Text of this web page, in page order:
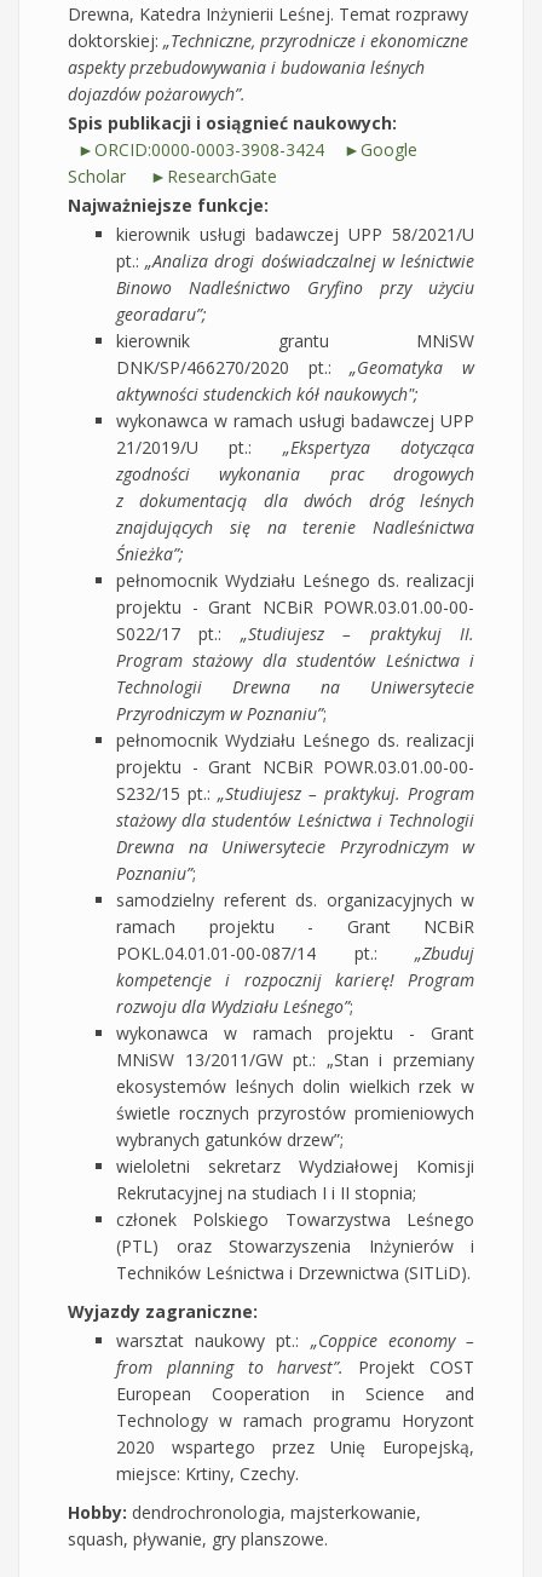
Drewna, Katedra Inżynierii Leśnej. Temat rozprawy
doktorskiej: „Techniczne, przyrodnicze i ekonomiczne
aspekty przebudowywania i budowania leśnych
dojazdów pożarowych”.
Spis publikacji i osiągnieć naukowych:
►ORCID:0000-0003-3908-3424
►Google
Scholar
►ResearchGate
Najważniejsze funkcje:
kierownik usługi badawczej UPP 58/2021/U
pt.:„Analiza drogi doświadczalnej w leśnictwie
Binowo Nadleśnictwo Gryfino przy użyciu
georadaru”;
kierownik grantu MNiSW
DNK/SP/466270/2020 pt.:„Geomatyka w
aktywności studenckich kół naukowych";
wykonawca w ramach usługi badawczej UPP
21/2019/U pt.: „Ekspertyza dotycząca
zgodności wykonania prac drogowych
z dokumentacją dla dwóch dróg leśnych
znajdujących się na terenie Nadleśnictwa
Śnieżka”;
pełnomocnik Wydziału Leśnego ds. realizacji
projektu - Grant NCBiR POWR.03.01.00-00-
S022/17 pt.: „Studiujesz – praktykuj II.
Program stażowy dla studentów Leśnictwa i
Technologii Drewna na Uniwersytecie
Przyrodniczym w Poznaniu”;
pełnomocnik Wydziału Leśnego ds. realizacji
projektu - Grant NCBiR POWR.03.01.00-00-
S232/15 pt.: „Studiujesz – praktykuj. Program
stażowy dla studentów Leśnictwa i Technologii
Drewna na Uniwersytecie Przyrodniczym w
Poznaniu”;
samodzielny referent ds. organizacyjnych w
ramach projektu - Grant NCBiR
POKL.04.01.01-00-087/14 pt.: „Zbuduj
kompetencje i rozpocznij karierę! Program
rozwoju dla Wydziału Leśnego”;
wykonawca w ramach projektu - Grant
MNiSW 13/2011/GW pt.: „Stan i przemiany
ekosystemów leśnych dolin wielkich rzek w
świetle rocznych przyrostów promieniowych
wybranych gatunków drzew”;
wieloletni sekretarz Wydziałowej Komisji
Rekrutacyjnej na studiach I i II stopnia;
członek Polskiego Towarzystwa Leśnego
(PTL) oraz Stowarzyszenia Inżynierów i
Techników Leśnictwa i Drzewnictwa (SITLiD).
Wyjazdy zagraniczne:
warsztat naukowy pt.: „Coppice economy –
from planning to harvest”.
Projekt COST
European Cooperation in Science and
Technology w ramach programu Horyzont
2020 wspartego przez Unię Europejską,
miejsce: Krtiny, Czechy.
Hobby: dendrochronologia, majsterkowanie,
squash, pływanie, gry planszowe.